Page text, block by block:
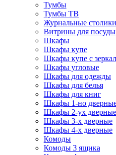
Тумбы
Тумбы ТВ
Журнальные столики
Витрины для посуды
Шкафы
Шкафы купе
Шкафы купе с
Шкафы угловые
Шкафы для одежды
Шкафы для белья
Шкафы для книг
Шкафы 1-но
Шкафы 2-ух дверные
Шкафы 3-х дверные
Шкафы 4-х дверные
Комоды
Комоды 3 ящика